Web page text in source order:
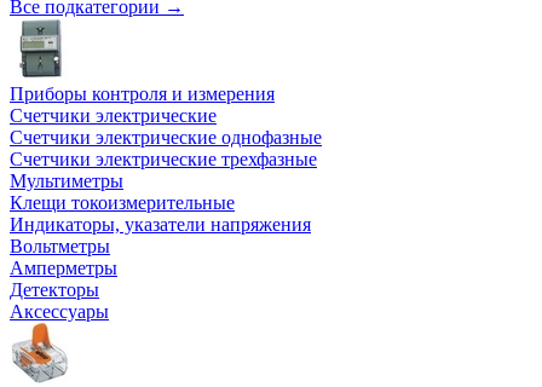
Все подкатегории →
Приборы контроля и измерения
Счетчики электрические
Счетчики электрические однофазные
Счетчики электрические трехфазные
Мультиметры
Клещи токоизмерительные
Индикаторы, указатели напряжения
Вольтметры
Амперметры
Детекторы
Аксессуары